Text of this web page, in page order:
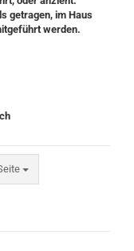
getragen, im Haus
werden.